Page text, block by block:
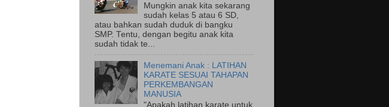
Mungkin anak kita sekarang
sudah kelas 5 atau 6 SD,
atau bahkan sudah duduk di bangku
SMP. Tentu, dengan begitu anak kita
sudah tidak te...
Menemani Anak : LATIHAN
KARATE SESUAI TAHAPAN
PERKEMBANGAN
MANUSIA
"Apakah latihan karate untuk